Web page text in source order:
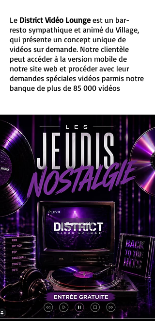
Le District Vidéo Loungeest un bar-
resto sympathique et animé du Village,
qui présente un concept unique de
vidéos sur demande. Notre clientèle
peut accéder à la version mobile de
notre site web et procéder avec leur
demandes spéciales vidéos parmis notre
banque de plus de 85 000 vidéos